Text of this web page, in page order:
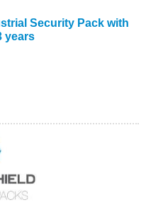
Security Pack with
years